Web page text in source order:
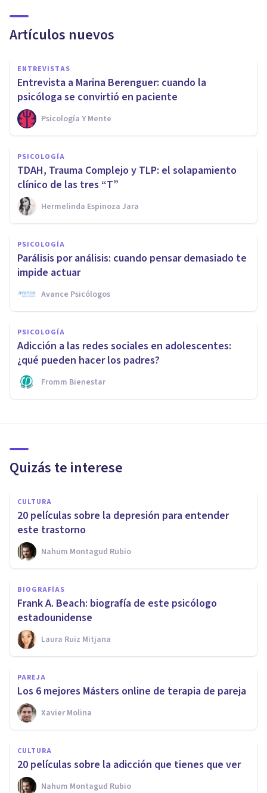
Artículos nuevos
ENTREVISTAS
Entrevista a Marina Berenguer: cuando la
psicóloga se convirtió en paciente
Psicología Y Mente
PSICOLOGÍA
TDAH, Trauma Complejo y TLP: el solapamiento
clínico de las tres “T”
Hermelinda Espinoza Jara
PSICOLOGÍA
Parálisis por análisis: cuando pensar demasiado te
impide actuar
Avance Psicólogos
PSICOLOGÍA
Adicción a las redes sociales en adolescentes:
¿qué pueden hacer los padres?
Fromm Bienestar
Quizás te interese
CULTURA
20 películas sobre la depresión para entender
este trastorno
Nahum Montagud Rubio
BIOGRAFÍAS
Frank A. Beach: biografía de este psicólogo
estadounidense
Laura Ruiz Mitjana
PAREJA
Los 6 mejores Másters online de terapia de pareja
Xavier Molina
CULTURA
20 películas sobre la adicción que tienes que ver
Nahum Montagud Rubio